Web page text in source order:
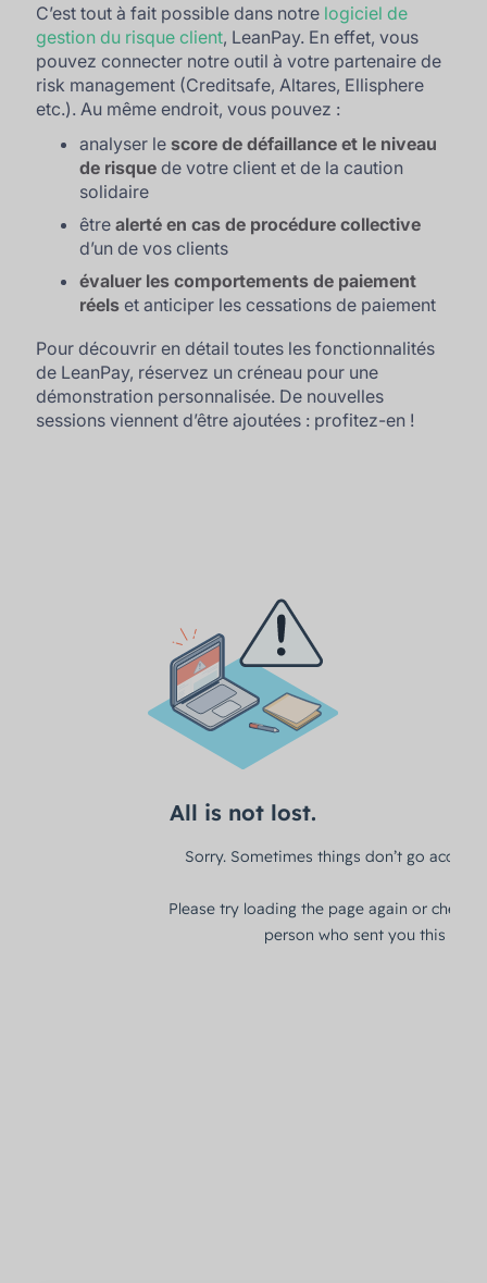
C’est tout à fait possible dans notre logiciel de
gestion du risque client, LeanPay. En effet, vous
pouvez connecter notre outil à votre partenaire de
risk management (Creditsafe, Altares, Ellisphere
etc.). Au même endroit, vous pouvez :
analyser le score de défaillance et le niveau
de risque de votre client et de la caution
solidaire
êtrealerté en cas de procédure collective
d’un de vos clients
évaluer les comportements de paiement
réels et anticiper les cessations de paiement
Pour découvrir en détail toutes les fonctionnalités
de LeanPay, réservez un créneau pour une
démonstration personnalisée. De nouvelles
sessions viennent d’être ajoutées : profitez-en !